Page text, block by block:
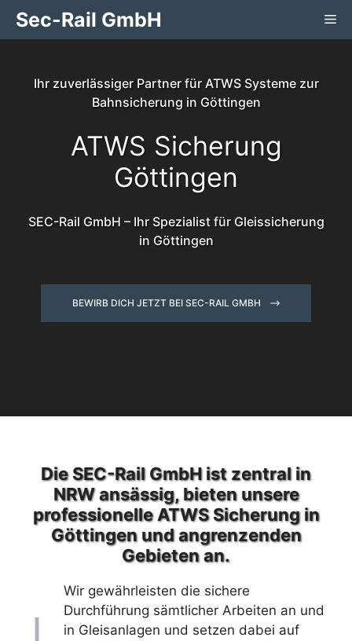
Zum
InhaltSec-Rail GmbH
Ihr zuverlässiger Partner für ATWS Systeme zur
Bahnsicherung in Göttingen
ATWS Sicherung
Göttingen
SEC-Rail GmbH – Ihr Spezialist für Gleissicherung
in Göttingen
BEWIRB DICH JETZT BEI SEC-RAIL GMBH
Die SEC-Rail GmbH ist zentral in
NRW ansässig, bieten unsere
professionelle ATWS Sicherung in
Göttingen und angrenzenden
Gebieten an.
Wir gewährleisten die sichere
Durchführung sämtlicher Arbeiten an und
in Gleisanlagen und setzen dabei auf